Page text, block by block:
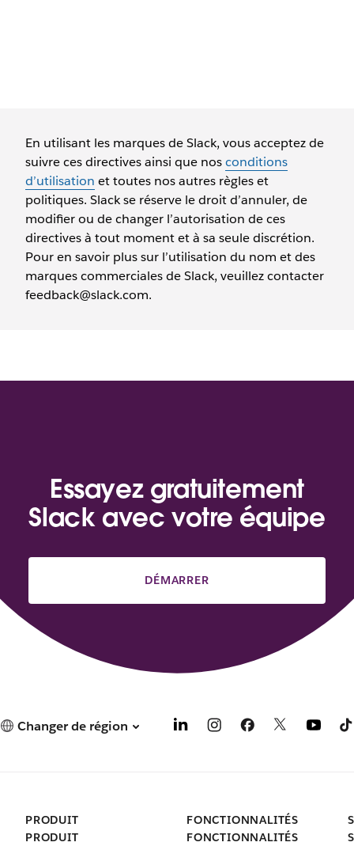
En utilisant les marques de Slack, vous acceptez de
suivre ces directives ainsi que nosconditions
d’utilisation et toutes nos autres règles et
politiques. Slack se réserve le droit d’annuler, de
modifier ou de changer l’autorisation de ces
directives à tout moment et à sa seule discrétion.
Pour en savoir plus sur l’utilisation du nom et des
marques commerciales de Slack, veuillez contacter
feedback@slack.com.
Essayez gratuitement
Slack avec votre équipe
DÉMARRER
Changer de région
PRODUIT
PRODUIT
FONCTIONNALITÉS
FONCTIONNALITÉS